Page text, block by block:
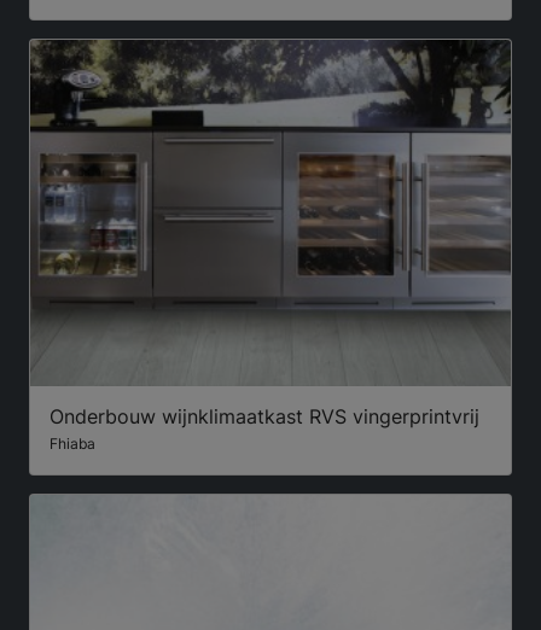
Onderbouw wijnklimaatkast RVS vingerprintvrij
Fhiaba